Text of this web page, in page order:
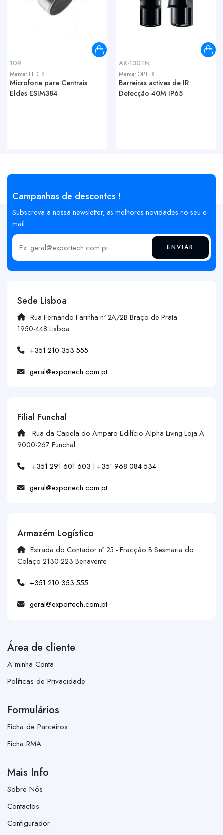
109
Marca: ELDES
Microfone para Centrais
Eldes ESIM384
AX-130TN
Marca: OPTEX
Barreiras activas de IR
Detecção 40M IP65
Campanhas de descontos !
Subscreva a nossa newsletter, as melhores novidades no seu e-
mail
Insira o seu email ENVIAR
Sede Lisboa
Rua Fernando Farinha nº 2A/2B Braço de Prata
1950-448 Lisboa
+351 210 353 555
geral@exportech.com.pt
Filial Funchal
Rua da Capela do Amparo Edifício Alpha Living Loja A
9000-267 Funchal
+351 291 601 603 | +351 968 084 534
geral@exportech.com.pt
Armazém Logístico
Estrada do Contador nº 25 - Fracção B Sesmaria do
Colaço 2130-223 Benavente
+351 210 353 555
geral@exportech.com.pt
Área de cliente
A minha Conta
Políticas de Privacidade
Formulários
Ficha de Parceiros
Ficha RMA
Mais Info
Sobre Nós
Contactos
Configurador